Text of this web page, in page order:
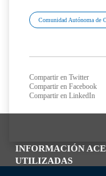
INFORMACIÓN
UTILIZADAS
Comunidad Autónoma de
Compartir en Twitter
Compartir en Facebook
Compartir en LinkedIn